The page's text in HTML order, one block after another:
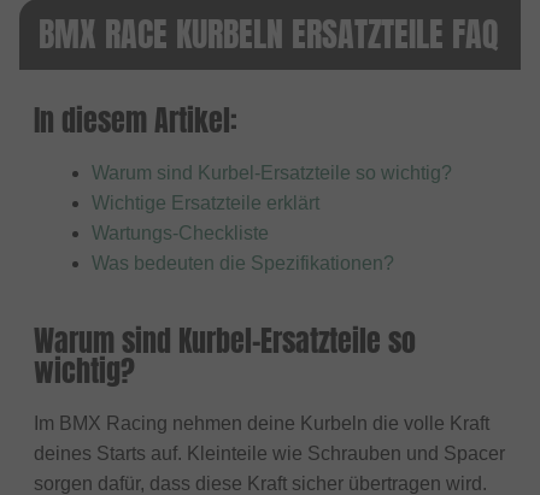
BMX RACE KURBELN ERSATZTEILE FAQ
In diesem Artikel:
Warum sind Kurbel-Ersatzteile so wichtig?
Wichtige Ersatzteile erklärt
Wartungs-Checkliste
Was bedeuten die Spezifikationen?
Warum sind Kurbel-Ersatzteile so
wichtig?
Im BMX Racing nehmen deine Kurbeln die volle Kraft
deines Starts auf. Kleinteile wie Schrauben und Spacer
sorgen dafür, dass diese Kraft sicher übertragen wird.